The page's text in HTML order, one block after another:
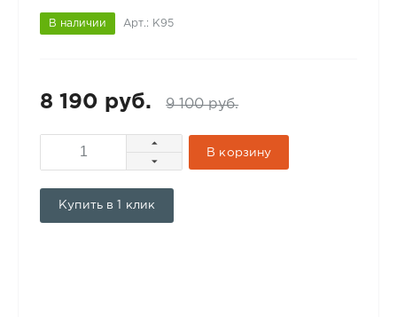
В наличии Арт.: К95
8 190 руб. 9 100 руб.
В корзину
Купить в 1 клик